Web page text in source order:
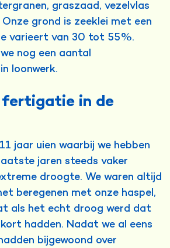
graszaad, vezelvlas
Onze grond is zeeklei met een
varieert van 30 tot 55%.
nog een aantal
loonwerk.
fertigatie in de
jaar uien waarbij we hebben
jaren steeds vaker
droogte. We waren altijd
beregenen met onze haspel,
als het echt droog werd dat
hadden. Nadat we al eens
bijgewoond over